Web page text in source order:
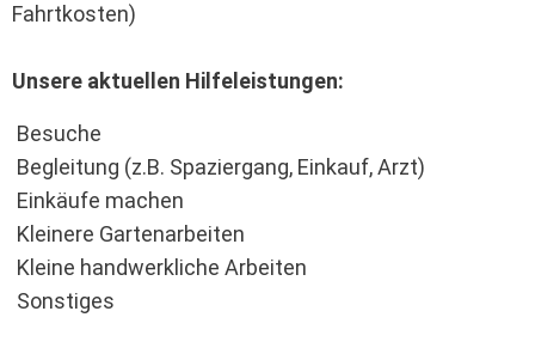
Fahrtkosten)
Unsere aktuellen Hilfeleistungen:
Besuche
Begleitung (z.B. Spaziergang, Einkauf, Arzt)
Einkäufe machen
Kleinere Gartenarbeiten
Kleine handwerkliche Arbeiten
Sonstiges